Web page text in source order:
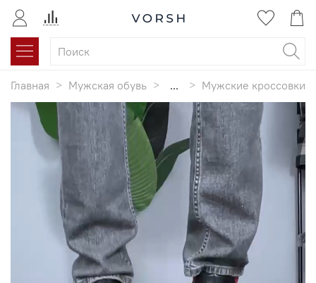
Главная Мужская обувь ... Мужские кроссовки